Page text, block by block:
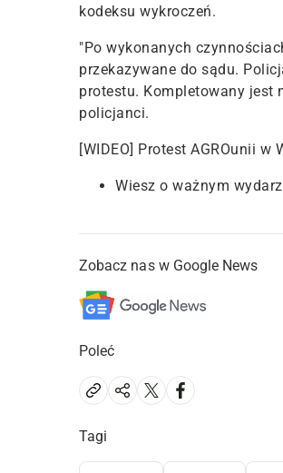
kodeksu wykroczeń.
"Po wykonanych
przekazywane do sądu.
protestu. Kompletowany jest
policjanci.
[WIDEO] Protest AGROunii
Wiesz o ważnym
Zobacz nas w Google News
Poleć
Tagi